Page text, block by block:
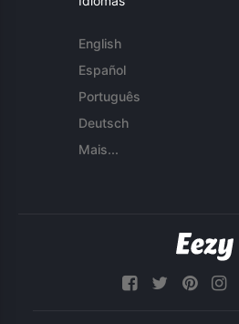
English
Español
Português
Deutsch
Mais...